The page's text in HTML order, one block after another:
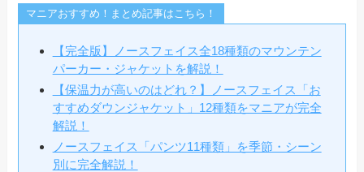
マニアおすすめ！まとめ記事はこちら！
【完全版】ノースフェイス全18種類のマウンテン
パーカー・ジャケットを解説！
【保温力が高いのはどれ？】ノースフェイス「お
すすめダウンジャケット」12種類をマニアが完全
解説！
ノースフェイス「パンツ11種類」を季節・シーン
別に完全解説！